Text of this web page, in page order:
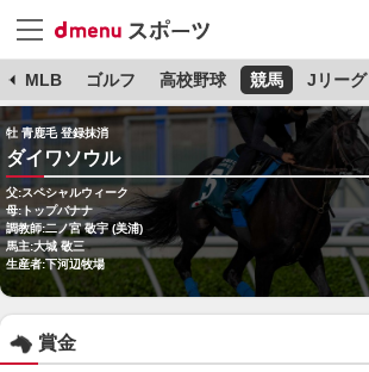
MLB ゴルフ 高校野球 競馬 Jリーグ
牡 青鹿毛 登録抹消
ダイワソウル
父:スペシャルウィーク
母:トップバナナ
調教師:二ノ宮 敬宇 (美浦)
馬主:大城 敬三
生産者:下河辺牧場
賞金